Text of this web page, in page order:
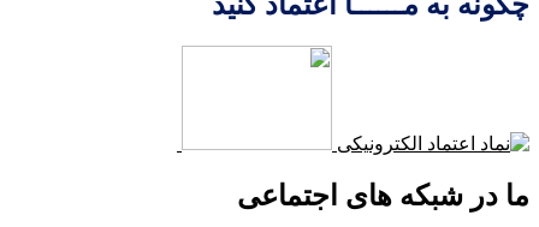
ما در شبکه های اجتماعی